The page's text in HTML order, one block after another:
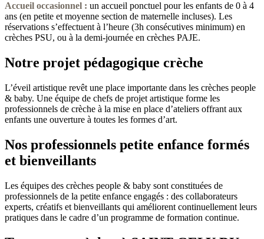
Accueil occasionnel : un accueil ponctuel pour les enfants de 0 à 4
ans (en petite et moyenne section de maternelle incluses). Les
réservations s’effectuent à l’heure (3h consécutives minimum) en
crèches PSU, ou à la demi-journée en crèches PAJE.
Notre projet pédagogique crèche
L’éveil artistique revêt une place importante dans les crèches people
& baby. Une équipe de chefs de projet artistique forme les
professionnels de crèche à la mise en place d’ateliers offrant aux
enfants une ouverture à toutes les formes d’art.
Nos professionnels petite enfance formés
et bienveillants
Les équipes des crèches people & baby sont constituées de
professionnels de la petite enfance engagés : des collaborateurs
experts, créatifs et bienveillants qui améliorent continuellement leurs
pratiques dans le cadre d’un programme de formation continue.